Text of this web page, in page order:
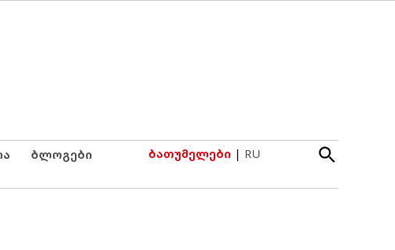
ბლოგები ბათუმელები | RU
Open
Search